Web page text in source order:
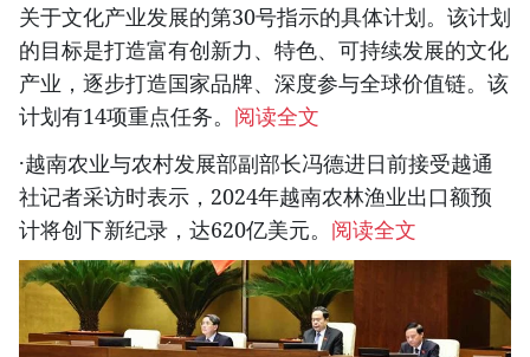
关于文化产业发展的第30号指示的具体计划。该计划
的目标是打造富有创新力、特色、可持续发展的文化
产业，逐步打造国家品牌、深度参与全球价值链。该
计划有14项重点任务。 阅读全文
·越南农业与农村发展部副部长冯德进日前接受越通
社记者采访时表示，2024年越南农林渔业出口额预
计将创下新纪录，达620亿美元。 阅读全文